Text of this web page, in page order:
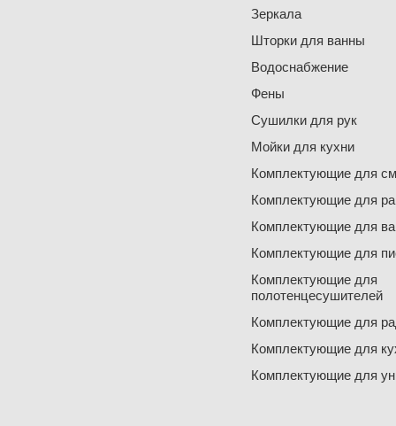
Зеркала
Шторки для ванны
Водоснабжение
Фены
Сушилки для рук
Мойки для кухни
Комплектующие для
Комплектующие для
Комплектующие для
Комплектующие для
Комплектующие для
полотенцесушителей
Комплектующие для
Комплектующие для
Комплектующие для